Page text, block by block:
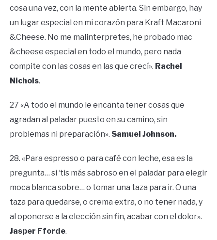
cosa una vez, con la mente abierta. Sin embargo, hay
un lugar especial en mi corazón para Kraft Macaroni
&Cheese. No me malinterpretes, he probado mac
&cheese especial en todo el mundo, pero nada
compite con las cosas en las que crecí». Rachel
Nichols.
27 «A todo el mundo le encanta tener cosas que
agradan al paladar puesto en su camino, sin
problemas ni preparación». Samuel Johnson.
28. «Para espresso o para café con leche, esa es la
pregunta… si ‘tis más sabroso en el paladar para elegir
moca blanca sobre… o tomar una taza para ir. O una
taza para quedarse, o crema extra, o no tener nada, y
al oponerse a la elección sin fin, acabar con el dolor».
Jasper Fforde.